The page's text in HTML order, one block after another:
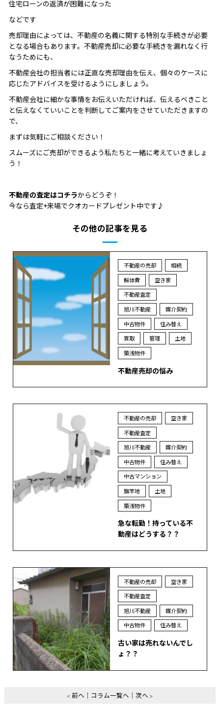
住宅ローンの返済が困難になった
などです
売却理由によっては、不動産の名義に関する特別な手続きが必要
となる場合もあります。不動産売却に必要な手続きを漏れなく行
なうためにも、
不動産会社の担当者には正直な売却理由を伝え、個々のケースに
応じたアドバイスを受けるようにしましょう。
不動産会社に細かな事情をお伝えいただければ、伝えるべきこと
と伝えなくていいことを判断してご案内をさせていただきますの
で、
まずは気軽にご相談ください！
スムーズにご売却ができるよう私たちと一緒に考えていきましょ
う！
不動産の査定はコチラからどうぞ！
今なら査定+来場でクオカードプレゼント中です♪
その他の記事を見る
不動産の売却
相続
解体費
空き家
不動産査定
旭川不動産
媒介契約
中古物件
住み替え
買取
管理
土地
築浅物件
不動産売却の悩み
不動産の売却
空き家
不動産査定
旭川不動産
媒介契約
中古物件
住み替え
中古マンション
旗竿地
土地
築浅物件
急な転勤！持っている不
動産はどうする？？
不動産の売却
空き家
不動産査定
旭川不動産
媒介契約
中古物件
住み替え
古い家は売れないんでし
ょ？？
前へ コラム一覧へ 次へ